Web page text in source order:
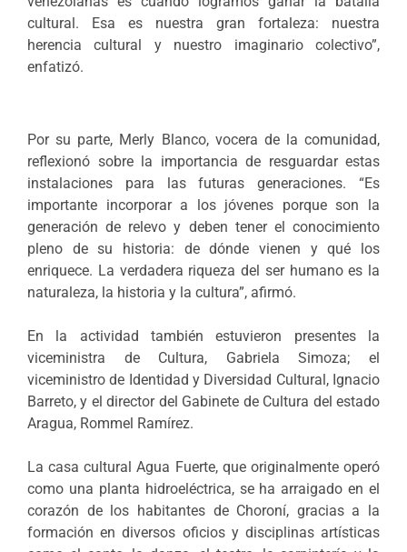
cultural. Esa es nuestra gran fortaleza: nuestra
herencia cultural y nuestro imaginario colectivo”,
enfatizó.
Por su parte, Merly Blanco, vocera de la comunidad,
reflexionó sobre la importancia de resguardar estas
instalaciones para las futuras generaciones. “Es
importante incorporar a los jóvenes porque son la
generación de relevo y deben tener el conocimiento
pleno de su historia: de dónde vienen y qué los
enriquece. La verdadera riqueza del ser humano es la
naturaleza, la historia y la cultura”, afirmó.
En la actividad también estuvieron presentes la
viceministra de Cultura, Gabriela Simoza; el
viceministro de Identidad y Diversidad Cultural, Ignacio
Barreto, y el director del Gabinete de Cultura del estado
Aragua, Rommel Ramírez.
La casa cultural Agua Fuerte, que originalmente operó
como una planta hidroeléctrica, se ha arraigado en el
corazón de los habitantes de Choroní, gracias a la
formación en diversos oficios y disciplinas artísticas